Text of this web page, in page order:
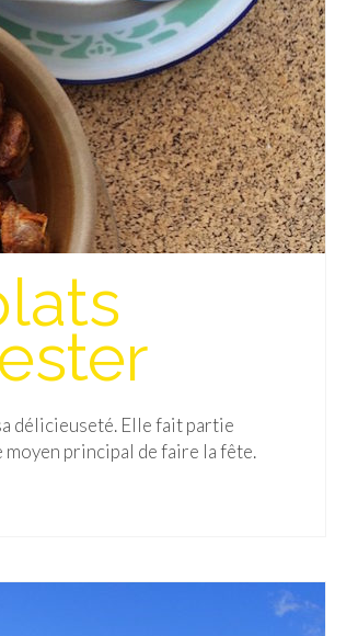
délicieuseté. Elle fait partie
principal de faire la fête.